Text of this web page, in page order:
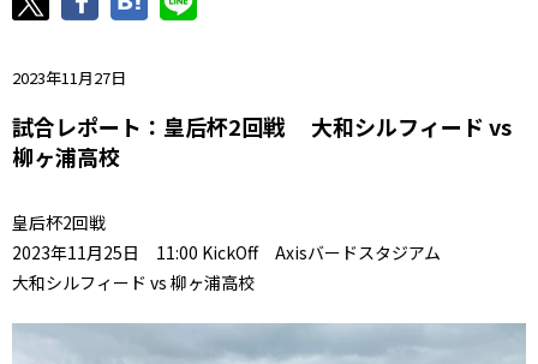
2023年11月27日
試合レポート：皇后杯2回戦 大和シルフィード vs
柳ヶ浦高校
皇后杯2回戦
2023年11月25日 11:00 KickOff Axisバードスタジアム
大和シルフィード vs 柳ヶ浦高校